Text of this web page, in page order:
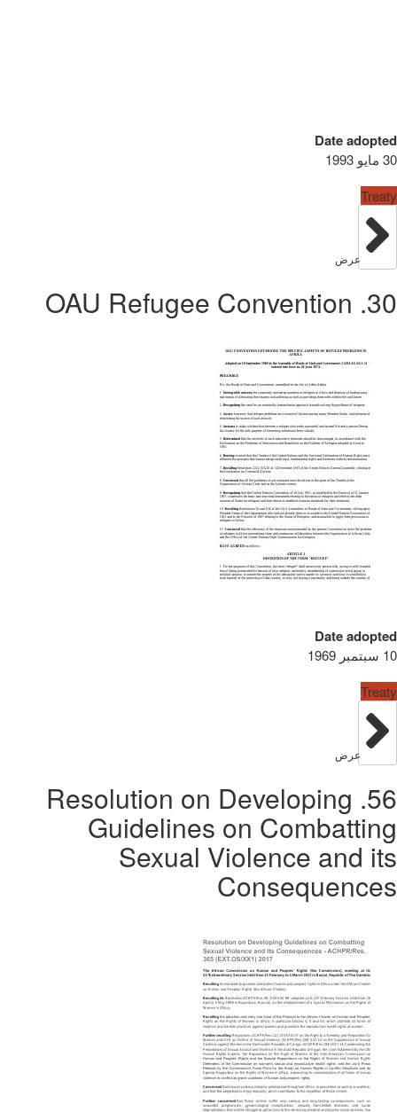
Date adopted
30 مايو 1993
Treaty
عرض
30. OAU Refugee Convention
Date adopted
10 سبتمبر 1969
Treaty
عرض
56. Resolution on Developing
Guidelines on Combatting
Sexual Violence and its
Consequences